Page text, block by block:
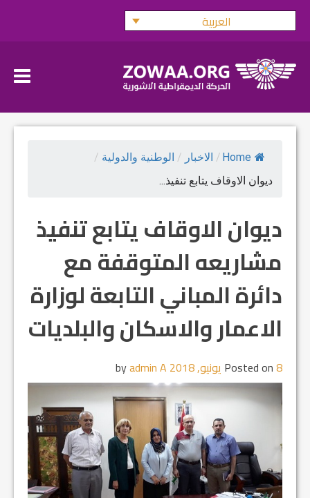
Skip
العربية
Home
/ الاخبار / الوطنية والدولية /
ديوان الاوقاف يتابع تنفيذ...
ديوان الاوقاف يتابع تنفيذ
مشاريعه المتوقفة مع
دائرة المباني التابعة لوزارة
الاعمار والاسكان والبلديات
Posted on8 يونيو, 2018 admin A